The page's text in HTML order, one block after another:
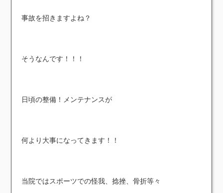
事故を招きますよね？
そうなんです！！！
日頃の整備！メンテナンスが
何より大事になってきます！！
当院ではスポーツでの怪我、捻挫、骨折等々